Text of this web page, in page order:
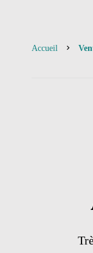
Accueil